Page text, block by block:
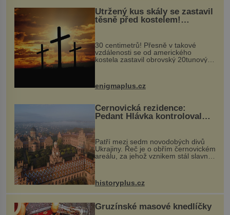
Utržený kus skály se zastavil
těsně před kostelem!
Ochránila ho boží síla?
30 centimetrů! Přesně v takové
vzdálenosti se od amerického
kostela zastavil obrovský 20tunový
...
enigmaplus.cz
Černovická rezidence:
Pedant Hlávka kontroloval
Patří mezi sedm novodobých divů
Ukrajiny. Řeč je o obřím černovickém
areálu, za jehož vznikem stál slavný
český architekt Josef Hlávka. Ten si
na něm dal mimořádně záležet. Jeho
stavební plány by při ...
historyplus.cz
Gruzínské masové knedlíčky